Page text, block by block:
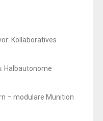
Kollaboratives
Halbautonome
– modulare Munition